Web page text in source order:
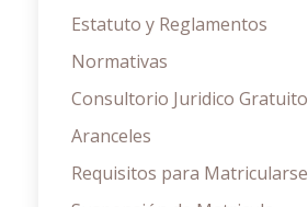
Estatuto y Reglamentos
Normativas
Consultorio Juridico Gratuito
Aranceles
Requisitos para Matricularse